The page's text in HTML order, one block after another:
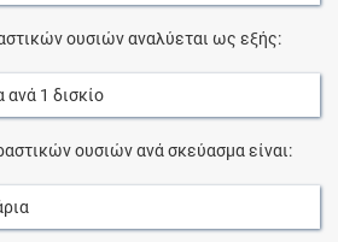
ουσιών αναλύεται ως εξής:
ανά 1 δισκίο
ουσιών ανά σκεύασμα είναι: